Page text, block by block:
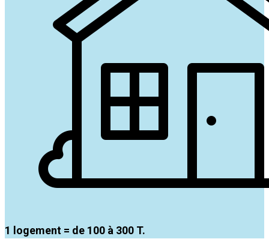
1 logement = de 100 à 300 T.